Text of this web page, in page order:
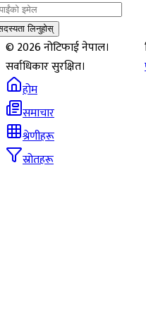
लिनुहोस्
©2026नोटिफाई नेपाल।
सर्वाधिकार सुरक्षित।
होम
समाचार
श्रेणीहरू
स्रोतहरू